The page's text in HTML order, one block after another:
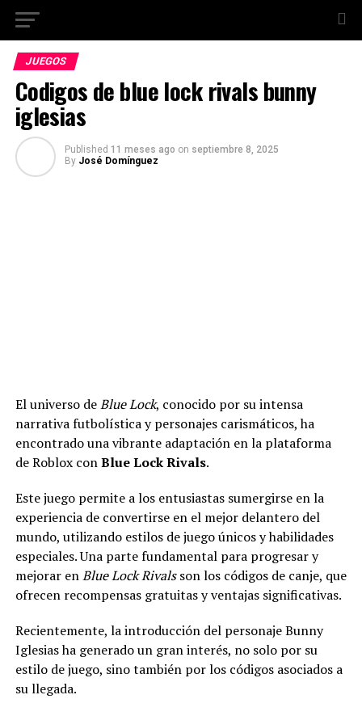
JUEGOS
Codigos de blue lock rivals bunny
iglesias
Published 11 meses ago on septiembre 8, 2025
By José Domínguez
El universo deBlue Lock, conocido por su intensa
narrativa futbolística y personajes carismáticos, ha
encontrado una vibrante adaptación en la plataforma
de Roblox conBlue Lock Rivals.
Este juego permite a los entusiastas sumergirse en la
experiencia de convertirse en el mejor delantero del
mundo, utilizando estilos de juego únicos y habilidades
especiales. Una parte fundamental para progresar y
mejorar enBlue Lock Rivalsson los códigos de canje, que
ofrecen recompensas gratuitas y ventajas significativas.
Recientemente, la introducción del personaje Bunny
Iglesias ha generado un gran interés, no solo por su
estilo de juego, sino también por los códigos asociados a
su llegada.